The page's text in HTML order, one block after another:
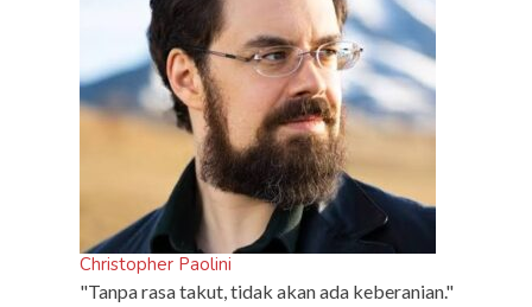
Christopher Paolini
"Tanpa rasa takut, tidak akan ada keberanian."